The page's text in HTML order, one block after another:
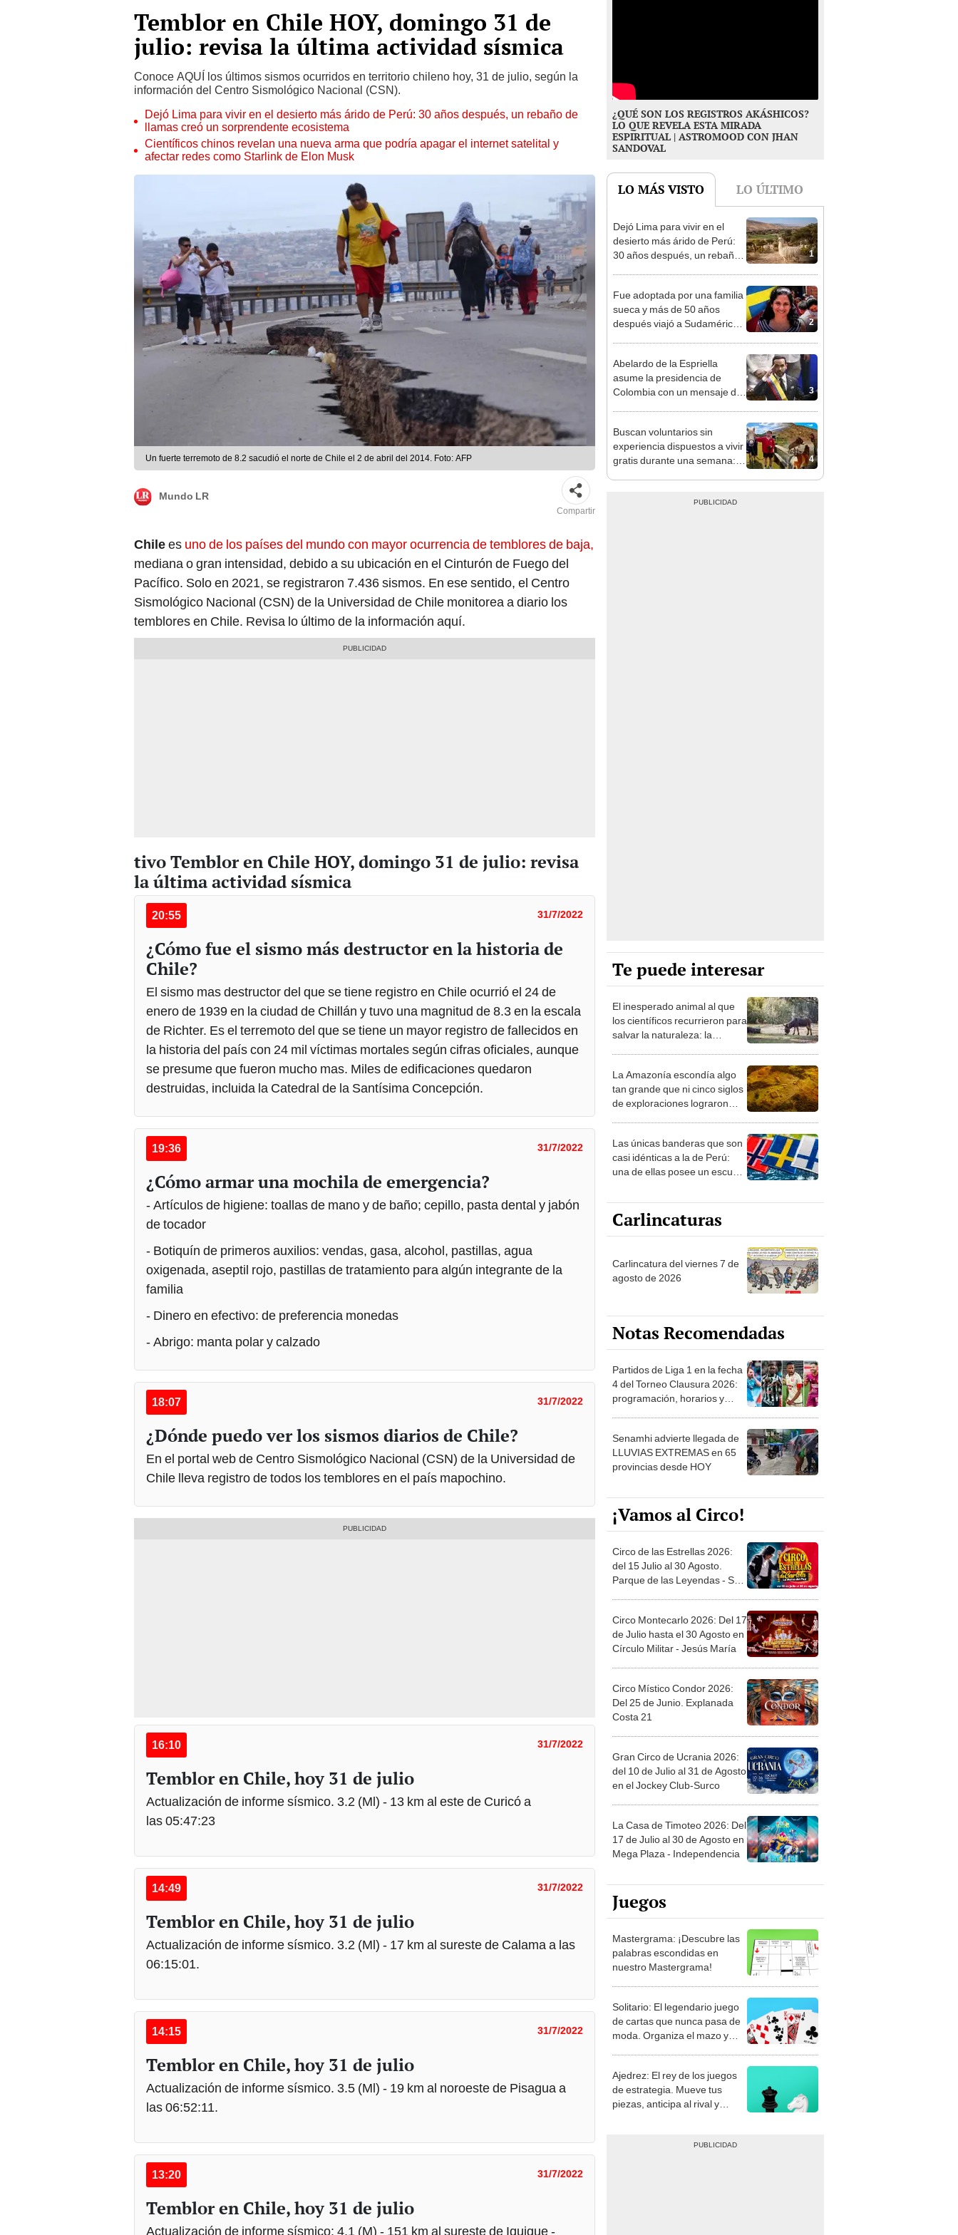
Temblor en Chile HOY, domingo 31 de
julio: revisa la última actividad sísmica
Conoce AQUÍ los últimos sismos ocurridos en territorio chileno hoy, 31 de julio, según la
información del Centro Sismológico Nacional (CSN).
Dejó Lima para vivir en el desierto más árido de Perú: 30 años después, un rebaño de
llamas creó un sorprendente ecosistema
Científicos chinos revelan una nueva arma que podría apagar el internet satelital y
afectar redes como Starlink de Elon Musk
Un fuerte terremoto de 8.2 sacudió el norte de Chile el 2 de abril del 2014. Foto: AFP
Mundo LR
Compartir
Chilees uno de los países del mundo con mayor ocurrencia de temblores de baja,
mediana o gran intensidad, debido a su ubicación en el Cinturón de Fuego del
Pacífico. Solo en 2021, se registraron 7.436 sismos. En ese sentido, el Centro
Sismológico Nacional (CSN) de la Universidad de Chile monitorea a diario los
temblores en Chile. Revisa lo último de la información aquí.
tivo Temblor en Chile HOY, domingo 31 de julio: revisa
la última actividad sísmica
20:55 31/7/2022
¿Cómo fue el sismo más destructor en la historia de
Chile?
El sismo mas destructor del que se tiene registro en Chile ocurrió el 24 de
enero de 1939 en la ciudad de Chillán y tuvo una magnitud de 8.3 en la escala
de Richter. Es el terremoto del que se tiene un mayor registro de fallecidos en
la historia del país con 24 mil víctimas mortales según cifras oficiales, aunque
se presume que fueron mucho mas. Miles de edificaciones quedaron
destruidas, incluida la Catedral de la Santísima Concepción.
19:36 31/7/2022
¿Cómo armar una mochila de emergencia?
- Artículos de higiene: toallas de mano y de baño; cepillo, pasta dental y jabón
de tocador
- Botiquín de primeros auxilios: vendas, gasa, alcohol, pastillas, agua
oxigenada, aseptil rojo, pastillas de tratamiento para algún integrante de la
familia
- Dinero en efectivo: de preferencia monedas
- Abrigo: manta polar y calzado
18:07 31/7/2022
¿Dónde puedo ver los sismos diarios de Chile?
En el portal web de Centro Sismológico Nacional (CSN) de la Universidad de
Chile lleva registro de todos los temblores en el país mapochino.
16:10 31/7/2022
Temblor en Chile, hoy 31 de julio
Actualización de informe sísmico. 3.2 (Ml) - 13 km al este de Curicó a
las 05:47:23
14:49 31/7/2022
Temblor en Chile, hoy 31 de julio
Actualización de informe sísmico. 3.2 (Ml) - 17 km al sureste de Calama a las
06:15:01.
14:15 31/7/2022
Temblor en Chile, hoy 31 de julio
Actualización de informe sísmico. 3.5 (Ml) - 19 km al noroeste de Pisagua a
las 06:52:11.
13:20 31/7/2022
Temblor en Chile, hoy 31 de julio
Actualización de informe sísmico: 4.1 (M) - 151 km al sureste de Iquique -
¿QUÉ SON LOS REGISTROS AKÁSHICOS?
LO QUE REVELA ESTA MIRADA
ESPIRITUAL | ASTROMOOD CON JHAN
SANDOVAL
LO MÁS VISTO LO ÚLTIMO
1
Dejó Lima para vivir en el
desierto más árido de Perú:
30 años después, un rebaño
2
Fue adoptada por una familia
sueca y más de 50 años
después viajó a Sudamérica
3
Abelardo de la Espriella
asume la presidencia de
Colombia con un mensaje de
4
Buscan voluntarios sin
experiencia dispuestos a vivir
gratis durante una semana:
un refugio por 2 horas
Te puede interesar
El inesperado animal al que
los científicos recurrieron para
salvar la naturaleza: la
desierto en un paisaje con
más vida
La Amazonía escondía algo
tan grande que ni cinco siglos
de exploraciones lograron
sabía sobre su pasado
Las únicas banderas que son
casi idénticas a la de Perú:
una de ellas posee un escudo
Carlincaturas
Carlincatura del viernes 7 de
agosto de 2026
Notas Recomendadas
Partidos de Liga 1 en la fecha
4 del Torneo Clausura 2026:
programación, horarios y
Senamhi advierte llegada de
LLUVIAS EXTREMAS en 65
provincias desde HOY
¡Vamos al Circo!
Circo de las Estrellas 2026:
del 15 Julio al 30 Agosto.
Parque de las Leyendas - San
Circo Montecarlo 2026: Del 17
de Julio hasta el 30 Agosto en
Círculo Militar - Jesús María
Circo Místico Condor 2026:
Del 25 de Junio. Explanada
Costa 21
Gran Circo de Ucrania 2026:
del 10 de Julio al 31 de Agosto
en el Jockey Club-Surco
La Casa de Timoteo 2026: Del
17 de Julio al 30 de Agosto en
Mega Plaza - Independencia
Juegos
Mastergrama: ¡Descubre las
palabras escondidas en
nuestro Mastergrama!
Solitario: El legendario juego
de cartas que nunca pasa de
moda. Organiza el mazo y
Ajedrez: El rey de los juegos
de estrategia. Mueve tus
piezas, anticipa al rival y